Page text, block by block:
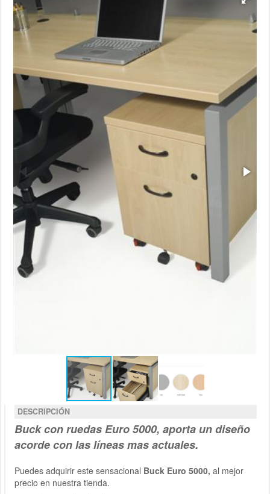
DESCRIPCIÓN
Buck con ruedasEuro 5000, aporta un diseño
acorde con las líneas mas actuales.
Puedes adquirir este sensacional Buck Euro 5000, al mejor
precio en nuestra tienda.